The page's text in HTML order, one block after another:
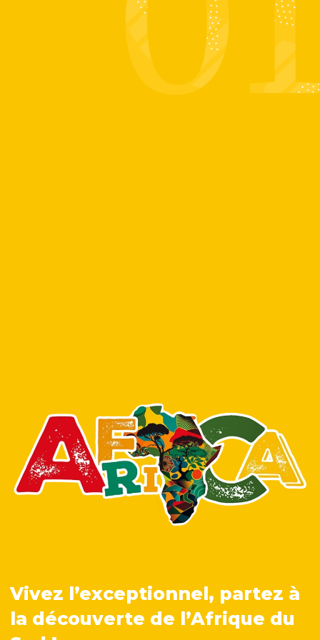
Vivez l’exceptionnel, partez à
la découverte de l’Afrique du